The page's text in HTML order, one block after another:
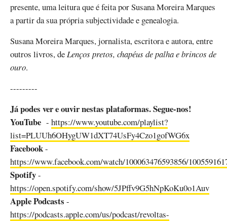
presente, uma leitura que é feita por Susana Moreira Marques
a partir da sua própria subjectividade e genealogia.
Susana Moreira Marques, jornalista, escritora e autora, entre
outros livros, deLenços pretos, chapéus de palha e brincos de
ouro.
---------
Já podes ver e ouvir nestas plataformas. Segue-nos!
YouTube - https://www.youtube.com/playlist?
list=PLUUh6OHygUW1dXT74UsFy4Czo1gofWG6x
Facebook-
https://www.facebook.com/watch/100063476593856/
Spotify-
https://open.spotify.com/show/5JPffv9G5hNpKoKu0o1Auv
Apple Podcasts -
https://podcasts.apple.com/us/podcast/revoltas-